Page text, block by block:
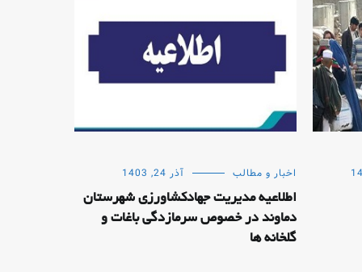
اخبار و مطالب آذر 24, 1403
اطلاعیه مدیریت جهادکشاورزی شهرستان
دماوند در خصوص سرمازدگی باغات و
گلخانه ها